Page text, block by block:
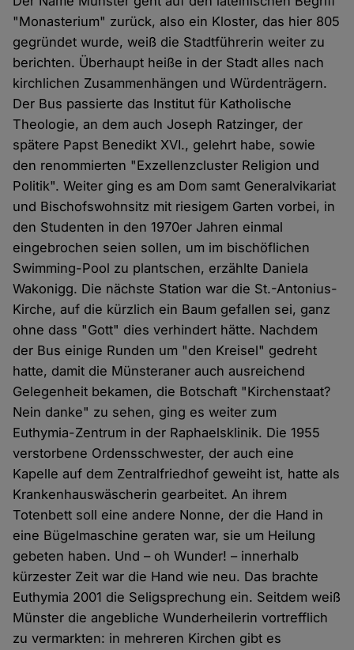
"Monasterium" zurück, also ein Kloster, das hier 805
gegründet wurde, weiß die Stadtführerin weiter zu
berichten. Überhaupt heiße in der Stadt alles nach
kirchlichen Zusammenhängen und Würdenträgern.
Der Bus passierte das Institut für Katholische
Theologie, an dem auch Joseph Ratzinger, der
spätere Papst Benedikt XVI., gelehrt habe, sowie
den renommierten "Exzellenzcluster Religion und
Politik". Weiter ging es am Dom samt Generalvikariat
und Bischofswohnsitz mit riesigem Garten vorbei, in
den Studenten in den 1970er Jahren einmal
eingebrochen seien sollen, um im bischöflichen
Swimming-Pool zu plantschen, erzählte Daniela
Wakonigg. Die nächste Station war die St.-Antonius-
Kirche, auf die kürzlich ein Baum gefallen sei, ganz
ohne dass "Gott" dies verhindert hätte. Nachdem
der Bus einige Runden um "den Kreisel" gedreht
hatte, damit die Münsteraner auch ausreichend
Gelegenheit bekamen, die Botschaft "Kirchenstaat?
Nein danke" zu sehen, ging es weiter zum
Euthymia-Zentrum in der Raphaelsklinik. Die 1955
verstorbene Ordensschwester, der auch eine
Kapelle auf dem Zentralfriedhof geweiht ist, hatte als
Krankenhauswäscherin gearbeitet. An ihrem
Totenbett soll eine andere Nonne, der die Hand in
eine Bügelmaschine geraten war, sie um Heilung
gebeten haben. Und – oh Wunder! – innerhalb
kürzester Zeit war die Hand wie neu. Das brachte
Euthymia 2001 die Seligsprechung ein. Seitdem weiß
Münster die angebliche Wunderheilerin vortrefflich
zu vermarkten: in mehreren Kirchen gibt es